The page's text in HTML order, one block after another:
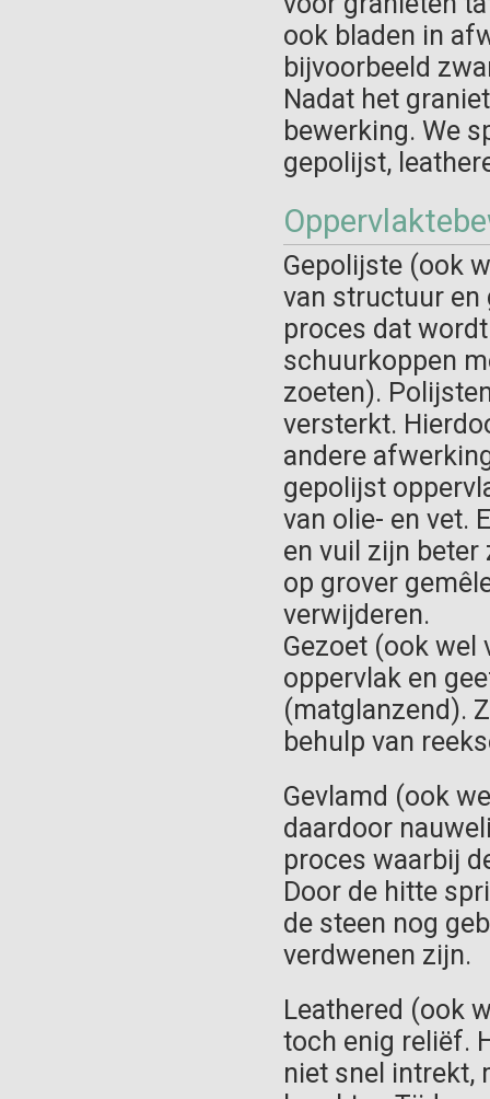
ook bladen in
bijvoorbeeld
Nadat het
bewerking. We
gepolijst,
Gepolijste (ook
van structuur en
proces dat
schuurkoppen
zoeten).
versterkt.
andere
gepolijst
van olie- en vet.
en vuil zijn
op grover
verwijderen.
Gezoet (ook
oppervlak en
(matglanzend).
behulp van
Gevlamd (ook
daardoor
proces waarbij
Door de hitte
de steen nog
verdwenen zijn.
Leathered (ook
toch enig reliëf.
niet snel intrekt,